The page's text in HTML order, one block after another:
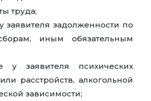
труда;
заявителя задолженности по
иным обязательным
у заявителя психических
расстройств, алкогольной
зависимости;